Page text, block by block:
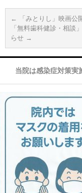
←
「みとりし」映画公
「無料歯科健診・相談
らせ →
当院は感染症対策実